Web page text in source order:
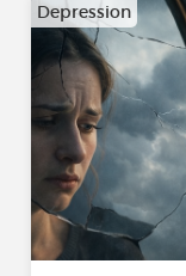
Depression